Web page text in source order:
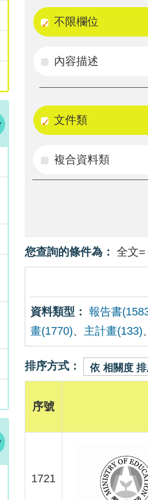
不限欄位
內容描述
文件類
複合資料類
您查詢的條件為： 全文=
資料類型： 報告書
畫(1770)、 主計畫(133)、
排序方式：
序號
1721